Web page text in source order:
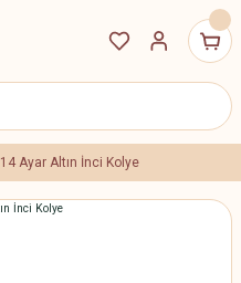
14 Ayar Altın İnci Kolye